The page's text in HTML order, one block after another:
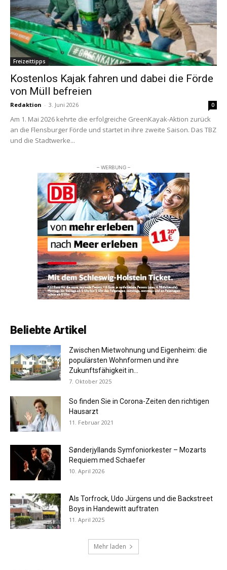
Freizeittipps
Kostenlos Kajak fahren und dabei die Förde
von Müll befreien
Redaktion - 3. Juni 2026 0
Am 1. Mai 2026 kehrte die erfolgreiche GreenKayak-Aktion zurück
an die Flensburger Förde und startet in ihre zweite Saison. Das TBZ
und die Stadtwerke...
– WERBUNG –
Beliebte Artikel
Zwischen Mietwohnung und Eigenheim: die
populärsten Wohnformen und ihre
Zukunftsfähigkeit in...
7. Oktober 2025
So finden Sie in Corona-Zeiten den richtigen
Hausarzt
11. Februar 2021
Sønderjyllands Symfoniorkester – Mozarts
Requiem med Schaefer
10. April 2026
Als Torfrock, Udo Jürgens und die Backstreet
Boys in Handewitt auftraten
11. April 2025
Mehr laden